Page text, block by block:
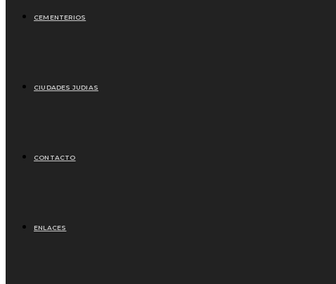
CEMENTERIOS
CIUDADES JUDIAS
CONTACTO
ENLACES